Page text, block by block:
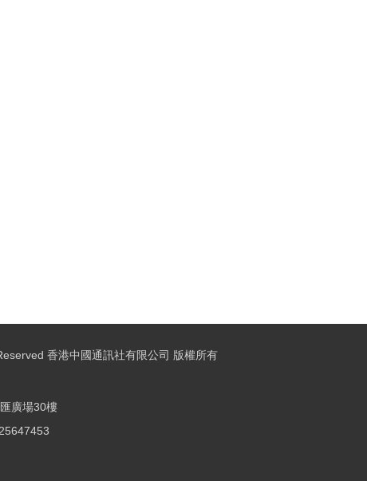
香港中國通訊社有限公司 版權所有
廣場30樓